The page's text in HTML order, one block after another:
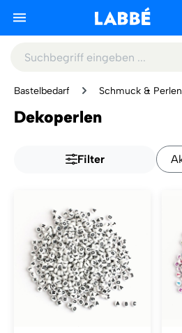
Bastelbedarf Schmuck & Perlen
Dekoperlen
Filter